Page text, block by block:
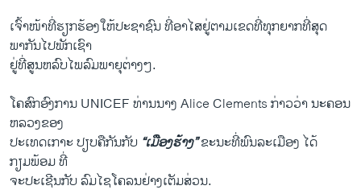
​ເຈົ້າໜ້າທີ່ຮຽກຮ້ອງໃຫ້ປະຊາຊົນ ທີ່ອາໄສຢູ່ຕາມເຂດທີ່ທຸກຍາກທີ່ສຸດ
ພາກັນໄປພັກເຊົາ
ຢູ່ທີ່ສູນຫລົບໄພລົມພາຍຸຕ່າງໆ.
ໂຄສົກ​ອົງການ UNICEF ທ່ານ​ນາງ Alice Clements ກ່າວວ່າ ນະຄອນ​
ຫລວງ​ຂອງ​
ປະ​ເທດ​ເກາະ ປຽບ​ຄື​ກັນກັບ “​ເມືອງ​ຮ້າງ”​ຂະນະ​ທີ່​ພົນລະ​ເມືອງ ​ໄດ້
ກຽມພ້ອມ ທີ່​
ຈະປະ​ເຊີນກັບ ລົມ​ໄຊ​ໂຄລນຢ່າງ​ເຕັມ​ສ່ວນ.